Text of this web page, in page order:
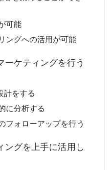
可能
ングへの活用が可能
ーケティングを行う
計をする
に分析する
フォローアップを行う
ングを上手に活用し